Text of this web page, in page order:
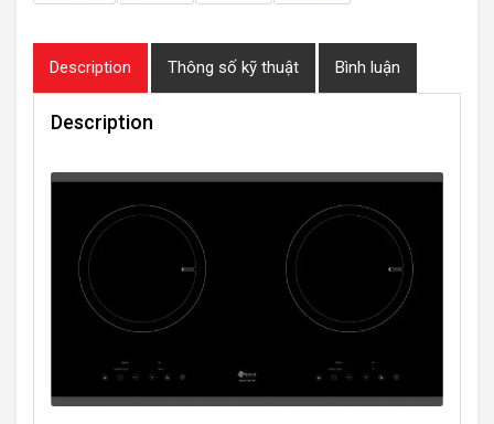
Description Thông số kỹ thuật Bình luận
Description